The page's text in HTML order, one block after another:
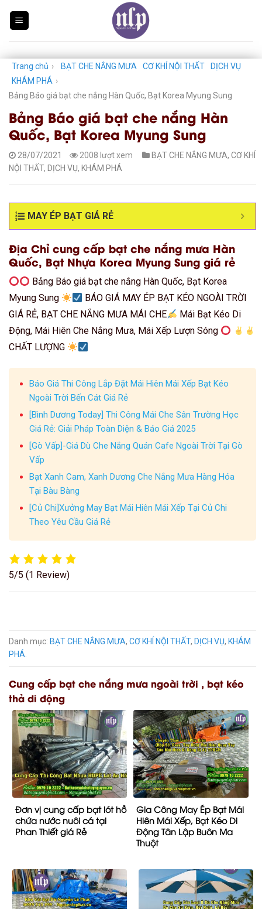
Trang chủ › BẠT CHE NẮNG MƯA CƠ KHÍ NỘI THẤT
DỊCH VỤ
KHÁM PHÁ ›
Bảng Báo giá bạt che nắng Hàn Quốc, Bạt Korea Myung Sung
Bảng Báo giá bạt che nắng Hàn
Quốc, Bạt Korea Myung Sung
28/07/2021 2008 lượt xem BẠT CHE NẮNG MƯA, CƠ KHÍ
NỘI THẤT, DỊCH VỤ, KHÁM PHÁ
MAY ÉP BẠT GIÁ RẺ
Địa Chỉ cung cấp bạt che nắng mưa Hàn
Quốc, Bạt Nhựa Korea Myung Sung giá rẻ
Bảng Báo giá bạt che nắng Hàn Quốc, Bạt Korea
Myung Sung
BÁO GIÁ MAY ÉP BẠT KÉO NGOÀI TRỜI
GIÁ RẺ, BẠT CHE NẮNG MƯA MÁI CHE
Mái Bạt Kéo Di
Động, Mái Hiên Che Nắng Mưa, Mái Xếp Lượn Sóng
CHẤT LƯỢNG
Báo Giá Thi Công Lắp Đặt Mái Hiên Mái Xếp Bạt Kéo
Ngoài Trời Bến Cát Giá Rẻ
[Bình Dương Today] Thi Công Mái Che Sân Trường Học
Giá Rẻ: Giải Pháp Toàn Diện & Báo Giá 2025
[Gò Vấp]-Giá Dù Che Nắng Quán Cafe Ngoài Trời Tại Gò
Vấp
Bạt Xanh Cam, Xanh Dương Che Nắng Mưa Hàng Hóa
Tại Bàu Bàng
[Củ Chi]Xưởng May Bạt Mái Hiên Mái Xếp Tại Củ Chi
Theo Yêu Cầu Giá Rẻ
5/5 (1 Review)
Danh mục: BẠT CHE NẮNG MƯA, CƠ KHÍ NỘI THẤT, DỊCH VỤ, KHÁM
PHÁ.
Cung cấp bạt che nắng mưa ngoài trời , bạt kéo
thả di động
Đơn vị cung cấp bạt lót hồ
chứa nước nuôi cá tại
Phan Thiết giá Rẻ
Gia Công May Ép Bạt Mái
Hiên Mái Xếp, Bạt Kéo Di
Động Tân Lập Buôn Ma
Thuột